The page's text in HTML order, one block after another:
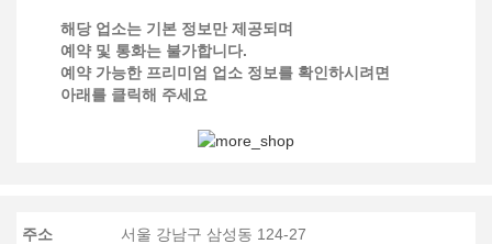
해당 업소는 기본 정보만 제공되며
예약 및 통화는 불가합니다.
예약 가능한 프리미엄 업소 정보를 확인하시려면
아래를 클릭해 주세요
주소
서울 강남구 삼성동 124-27